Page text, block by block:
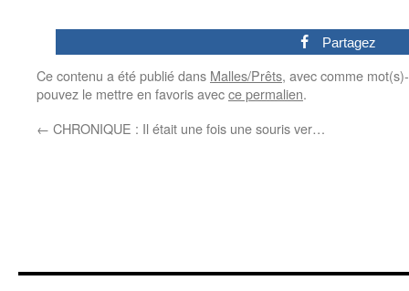
Partagez
Ce contenu a été publié dans Malles/Prêts, avec comme
pouvez le mettre en favoris avecce permalien.
← CHRONIQUE : Il était une fois une souris ver…